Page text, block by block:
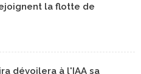
la flotte de
dévoilera à l'IAA sa